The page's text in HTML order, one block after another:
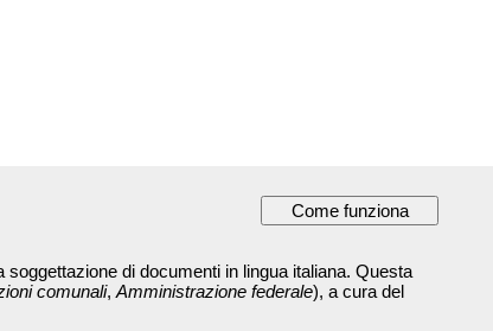
di documenti in lingua italiana. Questa
comunali, Amministrazione federale), a cura del